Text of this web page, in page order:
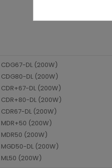
DL (200W)
DL (200W)
DL (200W)
DL (200W)
DL (200W)
(200W)
(200W)
DL (200W)
(200W)